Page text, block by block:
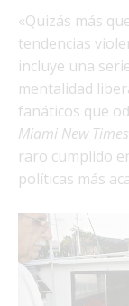
«Quizás más
tendencias
incluye una
mentalidad
fanáticos que
Miami New Times
raro cumplido
políticas más